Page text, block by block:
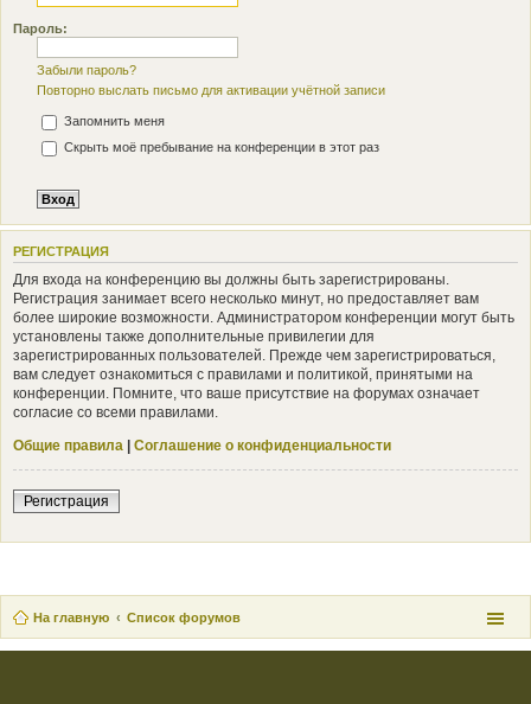
Пароль:
Забыли пароль?
Повторно выслать письмо для активации учётной записи
Запомнить меня
Скрыть моё пребывание на конференции в этот раз
РЕГИСТРАЦИЯ
Для входа на конференцию вы должны быть зарегистрированы.
Регистрация занимает всего несколько минут, но предоставляет вам
более широкие возможности. Администратором конференции могут быть
установлены также дополнительные привилегии для
зарегистрированных пользователей. Прежде чем зарегистрироваться,
вам следует ознакомиться с правилами и политикой, принятыми на
конференции. Помните, что ваше присутствие на форумах означает
согласие со всеми правилами.
Общие правила | Соглашение о конфиденциальности
Регистрация
На главную Список форумов